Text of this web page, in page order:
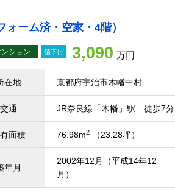
ーム済・空家・4階）
ション 値下げ 3,090 万円
在地 京都府宇治市木幡中村
交通 JR奈良線「木幡」駅 徒歩7分
面積 76.98m2 （23.28坪）
年月
2002年12月（平成14年12
月）